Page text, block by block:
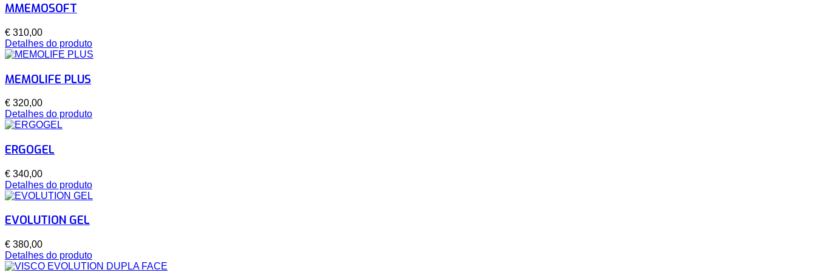
MMEMOSOFT
€ 310,00
Detalhes do produto
MEMOLIFE PLUS
€ 320,00
Detalhes do produto
ERGOGEL
€ 340,00
Detalhes do produto
EVOLUTION GEL
€ 380,00
Detalhes do produto